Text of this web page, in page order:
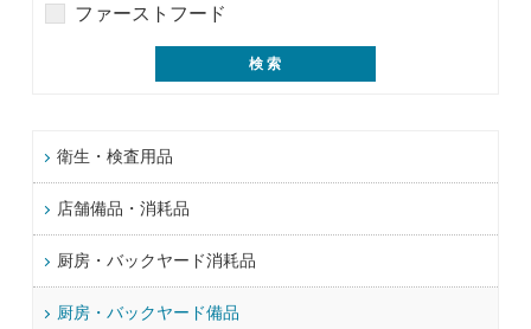
ファーストフード
衛生・検査用品
店舗備品・消耗品
厨房・バックヤード消耗品
厨房・バックヤード備品